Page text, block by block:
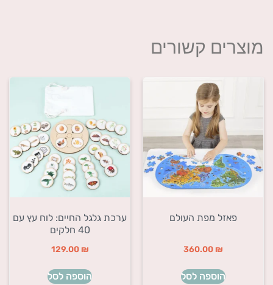
מוצרים קשורים
פאזל מפת העולם
360.00 ₪
הוספה לסל
ערכת גלגל החיים: לוח עץ עם
40 חלקים
129.00 ₪
הוספה לסל